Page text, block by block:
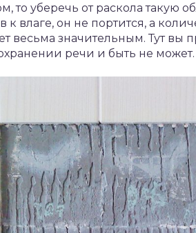
то уберечь от раскола такую
к влаге, он не портится, а
весьма значительным. Тут вы
речи и быть не может.